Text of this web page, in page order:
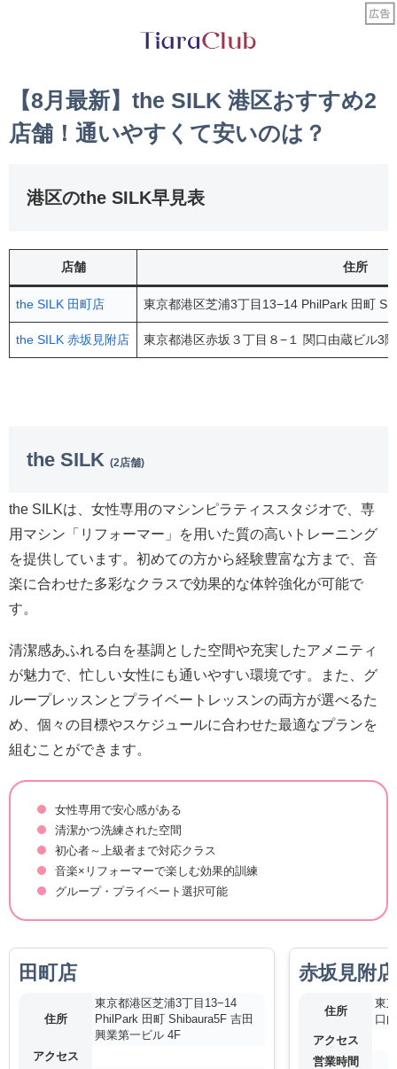
【8月最新】the SILK 港区おすすめ2
店舗！通いやすくて安いのは？
港区のthe SILK早見表
店舗 住所
the SILK 田町店 東京都港区芝浦3丁目13−14 PhilPark 田町
the SILK 赤坂見附店 東京都港区赤坂３丁目８−１ 関口由蔵ビル3階
the SILK (2店舗)
the SILKは、女性専用のマシンピラティススタジオで、専
用マシン「リフォーマー」を用いた質の高いトレーニング
を提供しています。初めての方から経験豊富な方まで、音
楽に合わせた多彩なクラスで効果的な体幹強化が可能で
す。
清潔感あふれる白を基調とした空間や充実したアメニティ
が魅力で、忙しい女性にも通いやすい環境です。また、グ
ループレッスンとプライベートレッスンの両方が選べるた
め、個々の目標やスケジュールに合わせた最適なプランを
組むことができます。
女性専用で安心感がある
清潔かつ洗練された空間
初心者～上級者まで対応クラス
音楽×リフォーマーで楽しむ効果的訓練
グループ・プライベート選択可能
田町店
住所
東京都港区芝浦3丁目13−14
PhilPark 田町 Shibaura5F 吉田
興業第一ビル 4F
アクセス
赤坂見附店
住所
東
口
アクセス
営業時間